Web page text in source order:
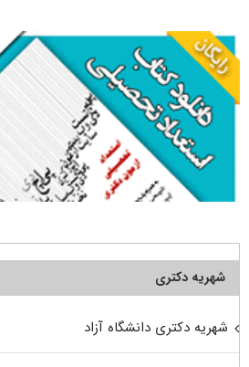
شهریه دکتری
شهریه دکتری دانشگاه آزاد